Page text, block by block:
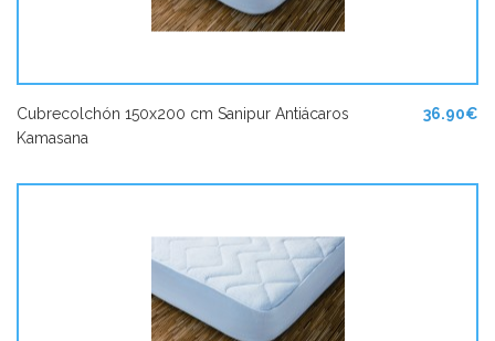
36.90€
Cubrecolchón 150x200 cm Sanipur Antiácaros
Kamasana